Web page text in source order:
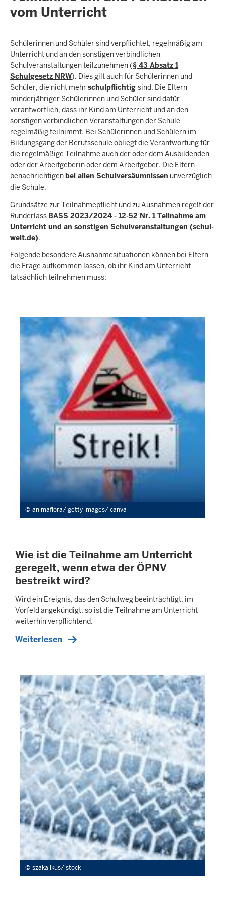
vom Unterricht
Schülerinnen und Schüler sind verpflichtet, regelmäßig am
Unterricht und an den sonstigen verbindlichen
Schulveranstaltungen teilzunehmen (§ 43 Absatz 1
Schulgesetz NRW). Dies gilt auch für Schülerinnen und
Schüler, die nicht mehrschulpflichtig sind. Die Eltern
minderjähriger Schülerinnen und Schüler sind dafür
verantwortlich, dass ihr Kind am Unterricht und an den
sonstigen verbindlichen Veranstaltungen der Schule
regelmäßig teilnimmt. Bei Schülerinnen und Schülern im
Bildungsgang der Berufsschule obliegt die Verantwortung für
die regelmäßige Teilnahme auch der oder dem Ausbildenden
oder der Arbeitgeberin oder dem Arbeitgeber. Die Eltern
benachrichtigenbei allen Schulversäumnissen unverzüglich
die Schule.
Grundsätze zur Teilnahmepflicht und zu Ausnahmen regelt der
Runderlass BASS 2023/2024 - 12-52 Nr. 1 Teilnahme am
Unterricht und an sonstigen Schulveranstaltungen (schul-
welt.de).
Folgende besondere Ausnahmesituationen können bei Eltern
die Frage aufkommen lassen, ob ihr Kind am Unterricht
tatsächlich teilnehmen muss:
animaflora/ getty images/ canva
Wie ist die Teilnahme am Unterricht
geregelt, wenn etwa der ÖPNV
bestreikt wird?
Wird ein Ereignis, das den Schulweg beeinträchtigt, im
Vorfeld angekündigt, so ist die Teilnahme am Unterricht
weiterhin verpflichtend.
Weiterlesen
szakalikus/istock